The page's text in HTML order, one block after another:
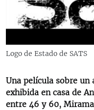
RADIO MARTÍ
ESPECIALES
ESPECIALES
SER VIEJO EN CUBA
KENTU-CUBANO
MULTIMEDIA
SÍGUENOS
Logo de Estado de SATS
Una película sobre
exhibida en casa de
entre 46 y 60,